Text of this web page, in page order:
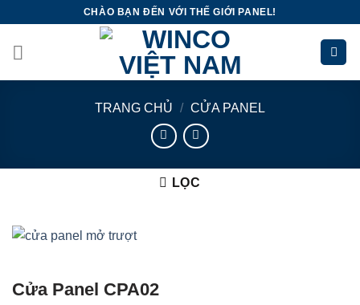
content
CHÀO BẠN ĐẾN VỚI THẾ GIỚI PANEL!
TRANG CHỦ / CỬA PANEL
LỌC
Cửa Panel CPA02